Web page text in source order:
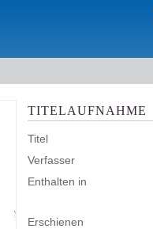
TITELAUFNAHME
Titel
Verfasser
Enthalten in
Erschienen